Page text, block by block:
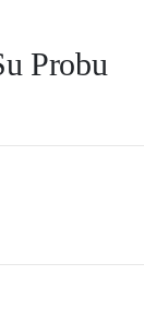
Probu